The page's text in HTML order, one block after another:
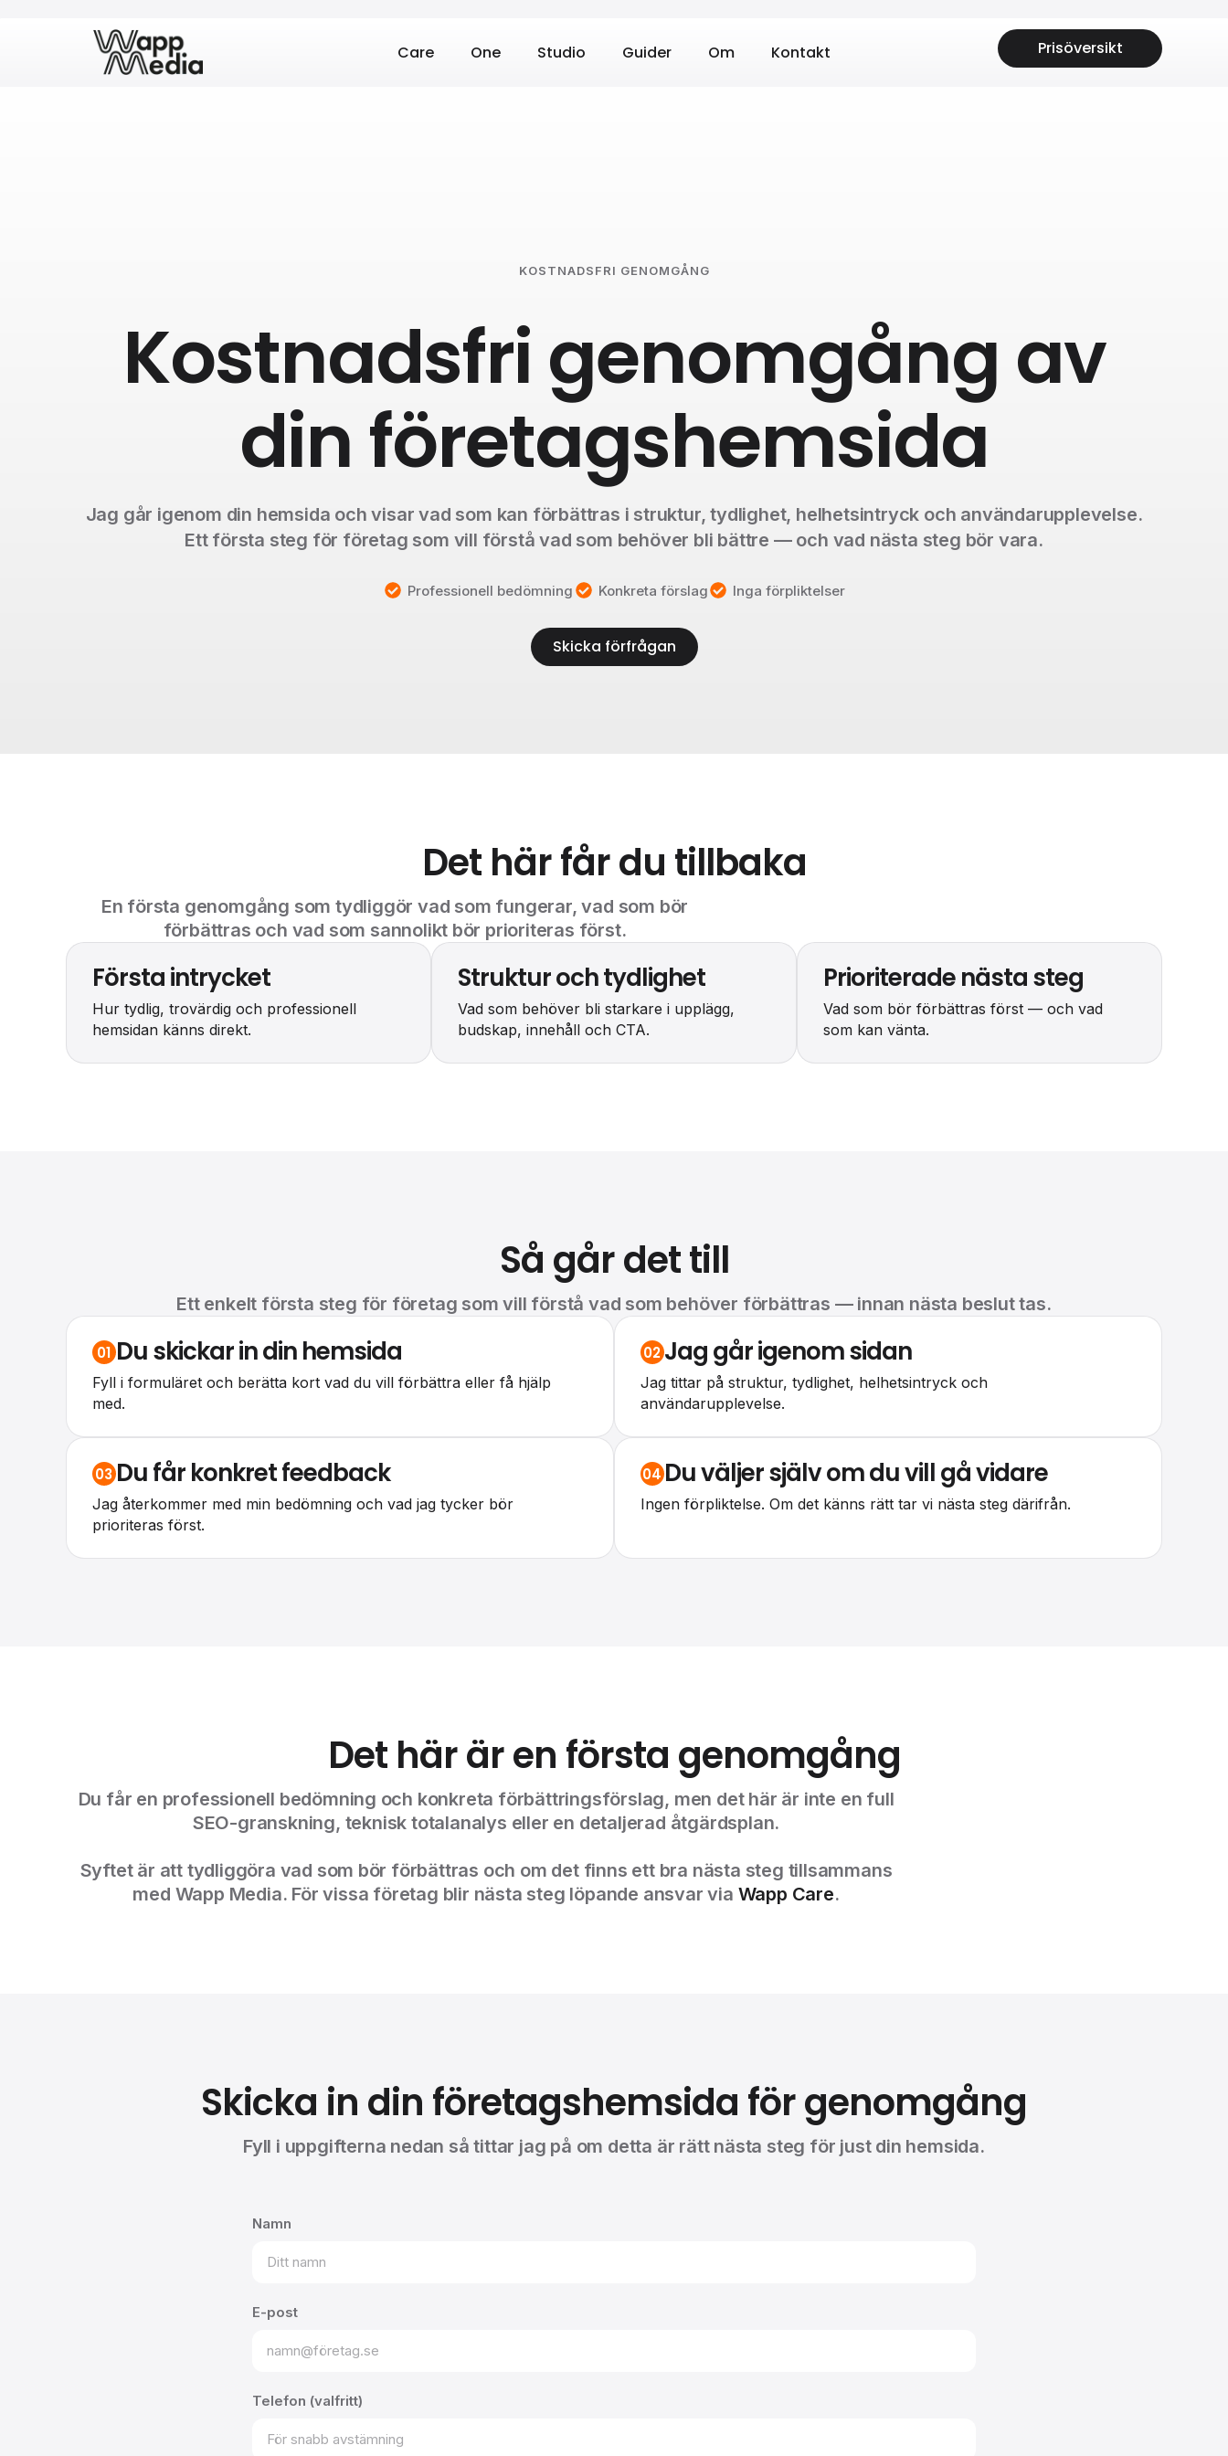
Care One Studio Guider Om Kontakt Prisöversikt
KOSTNADSFRI GENOMGÅNG
Kostnadsfri genomgång av
din företagshemsida
Jag går igenom din hemsida och visar vad som kan förbättras i struktur, tydlighet, helhetsintryck och användarupplevelse.
Ett första steg för företag som vill förstå vad som behöver bli bättre — och vad nästa steg bör vara.
Professionell bedömning Konkreta förslag Inga förpliktelser
Skicka förfrågan
Det här får du tillbaka
En första genomgång som tydliggör vad som fungerar, vad som bör
förbättras och vad som sannolikt bör prioriteras först.
Första intrycket
Hur tydlig, trovärdig och professionell
hemsidan känns direkt.
Struktur och tydlighet
Vad som behöver bli starkare i upplägg,
budskap, innehåll och CTA.
Prioriterade nästa steg
Vad som bör förbättras först — och vad
som kan vänta.
Så går det till
Ett enkelt första steg för företag som vill förstå vad som behöver förbättras — innan nästa beslut tas.
01 Du skickar in din hemsida
Fyll i formuläret och berätta kort vad du vill förbättra eller få hjälp
med.
02 Jag går igenom sidan
Jag tittar på struktur, tydlighet, helhetsintryck och
användarupplevelse.
03 Du får konkret feedback
Jag återkommer med min bedömning och vad jag tycker bör
prioriteras först.
04 Du väljer själv om du vill gå vidare
Ingen förpliktelse. Om det känns rätt tar vi nästa steg därifrån.
Det här är en första genomgång
Du får en professionell bedömning och konkreta förbättringsförslag, men det här är inte en full
SEO-granskning, teknisk totalanalys eller en detaljerad åtgärdsplan.
Syftet är att tydliggöra vad som bör förbättras och om det finns ett bra nästa steg tillsammans
med Wapp Media. För vissa företag blir nästa steg löpande ansvar via Wapp Care.
Skicka in din företagshemsida för genomgång
Fyll i uppgifterna nedan så tittar jag på om detta är rätt nästa steg för just din hemsida.
Namn
E-post
Telefon (valfritt)